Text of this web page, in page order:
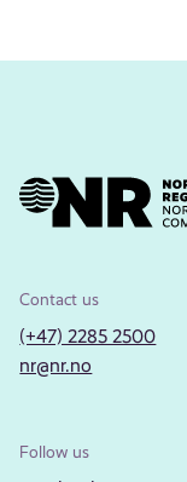
Contact us
(+47) 2285 2500
nr@nr.no
Follow us